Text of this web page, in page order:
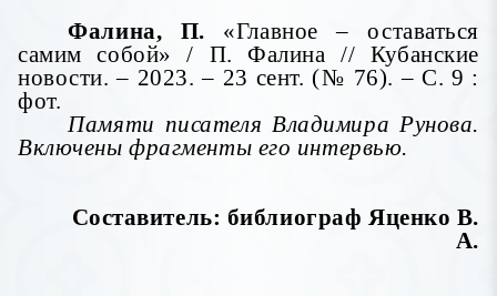
Фалина, П. «Главное – оставаться
самим собой» / П. Фалина // Кубанские
новости. – 2023. – 23 сент. (№ 76). – С. 9 :
фот.
Памяти писателя Владимира Рунова.
Включены фрагменты его интервью.
Составитель: библиограф Яценко В.
А.